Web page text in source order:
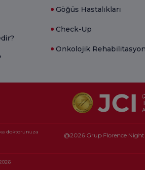
Göğüs Hastalıkları
Check-Up
Onkolojik Rehabilitasyon
doktorunuza
@2026 Grup Florence